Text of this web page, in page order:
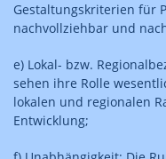
Gestaltungskriterien für
nachvollziehbar und
e) Lokal- bzw.
sehen ihre Rolle
lokalen und regionalen
Entwicklung;